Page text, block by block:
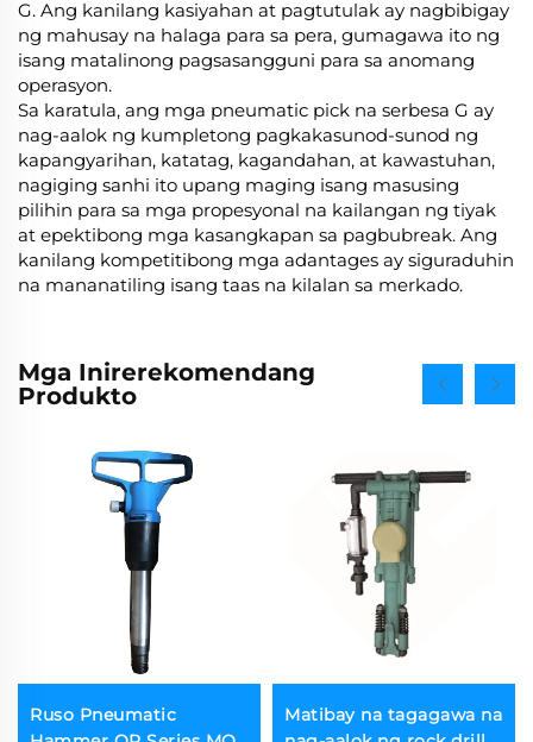
G. Ang kanilang kasiyahan at pagtutulak ay nagbibigay
ng mahusay na halaga para sa pera, gumagawa ito ng
isang matalinong pagsasangguni para sa anomang
operasyon.
Sa karatula, ang mga pneumatic pick na serbesa G ay
nag-aalok ng kumpletong pagkakasunod-sunod ng
kapangyarihan, katatag, kagandahan, at kawastuhan,
nagiging sanhi ito upang maging isang masusing
pilihin para sa mga propesyonal na kailangan ng tiyak
at epektibong mga kasangkapan sa pagbubreak. Ang
kanilang kompetitibong mga adantages ay siguraduhin
na mananatiling isang taas na kilalan sa merkado.
Mga Inirerekomendang
Produkto
Ruso Pneumatic
Matibay na tagagawa na